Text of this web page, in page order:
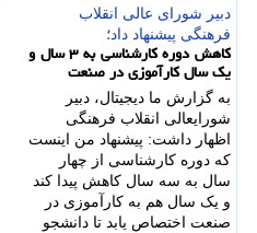
دبیر شورای عالی انقلاب
فرهنگی پیشنهاد داد؛
کاهش دوره کارشناسی به ۳ سال و
یک سال کارآموزی در صنعت
به گزارش ما دیجیتال، دبیر
شورایعالی انقلاب فرهنگی
اظهار داشت: پیشنهاد من اینست
که دوره کارشناسی از چهار
سال به سه سال کاهش پیدا کند
و یک سال هم به کارآموزی در
صنعت اختصاص یابد تا دانشجو